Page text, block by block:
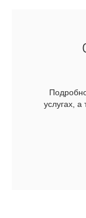
услугах, а